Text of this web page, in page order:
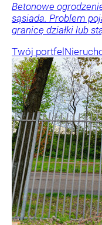
Betonowe
sąsiada. Problem
granicę działki lub
Twój portfel